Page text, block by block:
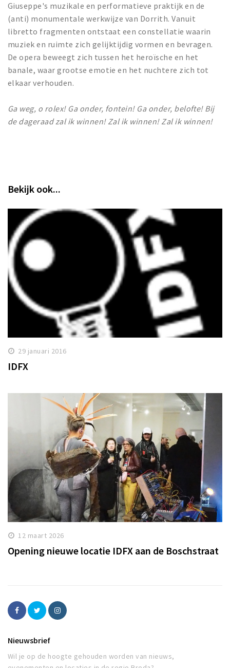
Giuseppe's muzikale en performatieve praktijk en de
(anti) monumentale werkwijze van Dorrith. Vanuit
libretto fragmenten ontstaat een constellatie waarin
muziek en ruimte zich gelijktijdig vormen en bevragen.
De opera beweegt zich tussen het heroïsche en het
banale, waar grootse emotie en het nuchtere zich tot
elkaar verhouden.
Ga weg, o rolex! Ga onder, fontein! Ga onder, belofte! Bij
de dageraad zal ik winnen! Zal ik winnen! Zal ik winnen!
Bekijk ook...
29 januari 2016
IDFX
12 maart 2026
Opening nieuwe locatie IDFX aan de Boschstraat
Nieuwsbrief
Wil je op de hoogte gehouden worden van nieuws,